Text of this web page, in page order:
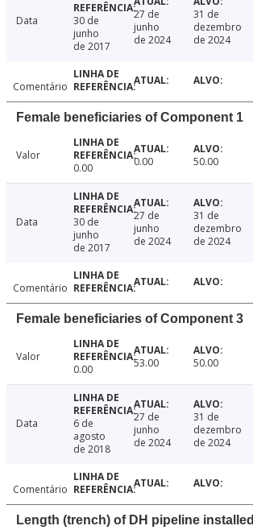
Data
30 de
junho
de 2017
27 de
junho
de 2024
31 de
dezembro
de 2024
Comentário
Female beneficiaries of Component 1
Valor
0.00
0.00 50.00
Data
30 de
junho
de 2017
27 de
junho
de 2024
31 de
dezembro
de 2024
Comentário
Female beneficiaries of Component 3
Valor
0.00
53.00 50.00
Data
6 de
agosto
de 2018
27 de
junho
de 2024
31 de
dezembro
de 2024
Comentário
Length (trench) of DH pipeline installed